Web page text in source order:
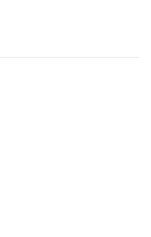
ASCOLTARE,
CAPIRE,
PER CAPIRE,
PER